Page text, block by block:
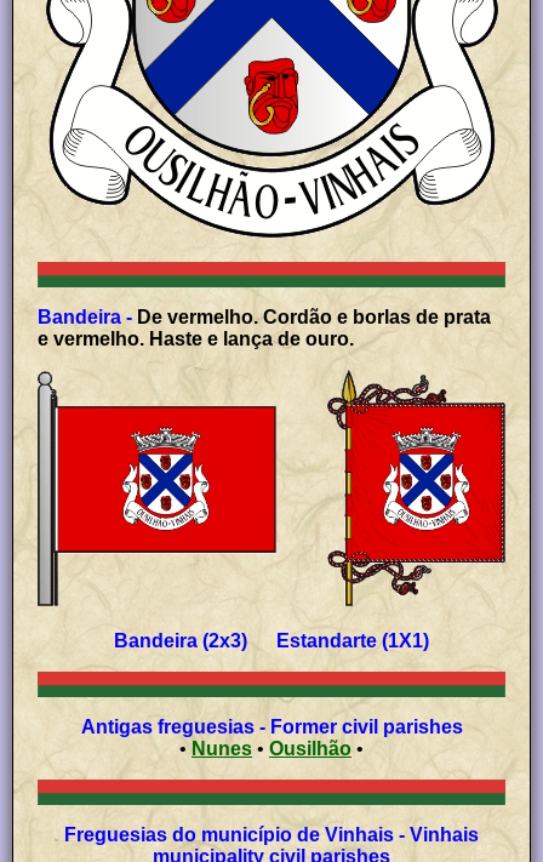
Bandeira -
e vermelho. Haste e lança de ouro.
Bandeira (2x3) Estandarte (1X1)
Antigas freguesias - Former civil parishes
• Nunes • Ousilhão •
Freguesias do município de Vinhais - Vinhais
municipality civil parishes